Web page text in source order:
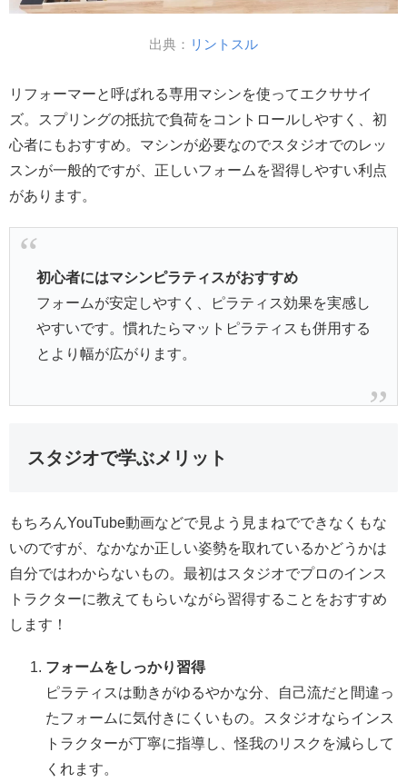
出典： リントスル
リフォーマーと呼ばれる専用マシンを使ってエクササイ
ズ。スプリングの抵抗で負荷をコントロールしやすく、初
心者にもおすすめ。マシンが必要なのでスタジオでのレッ
スンが一般的ですが、正しいフォームを習得しやすい利点
があります。
初心者にはマシンピラティスがおすすめ
フォームが安定しやすく、ピラティス効果を実感し
やすいです。慣れたらマットピラティスも併用する
とより幅が広がります。
スタジオで学ぶメリット
もちろんYouTube動画などで見よう見まねでできなくもな
いのですが、なかなか正しい姿勢を取れているかどうかは
自分ではわからないもの。最初はスタジオでプロのインス
トラクターに教えてもらいながら習得することをおすすめ
します！
フォームをしっかり習得
ピラティスは動きがゆるやかな分、自己流だと間違っ
たフォームに気付きにくいもの。スタジオならインス
トラクターが丁寧に指導し、怪我のリスクを減らして
くれます。